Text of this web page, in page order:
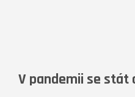
V pandemii se stát